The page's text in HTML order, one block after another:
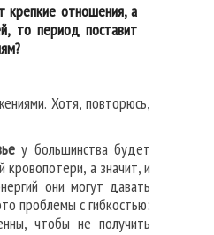
крепкие отношения, а
то период поставит
Хотя, повторюсь,
у большинства будет
а значит, и
они могут давать
проблемы с гибкостью:
чтобы не получить